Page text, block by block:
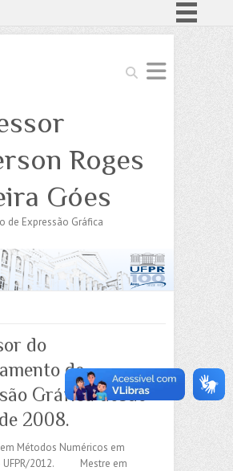
Simplifique!
Comunica BR
Canais
Search
Roges
Góes
de Expressão Gráfica
do
de
Gráfica desde
2008.
Métodos Numéricos em
UFPR/2012. Mestre em